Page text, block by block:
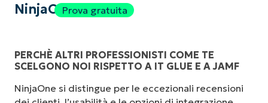
NinjaOneProva gratuita
PERCHÈ ALTRI PROFESSIONISTI COME TE
SCELGONO NOI RISPETTO A IT GLUE E A JAMF
NinjaOne si distingue per le eccezionali recensioni